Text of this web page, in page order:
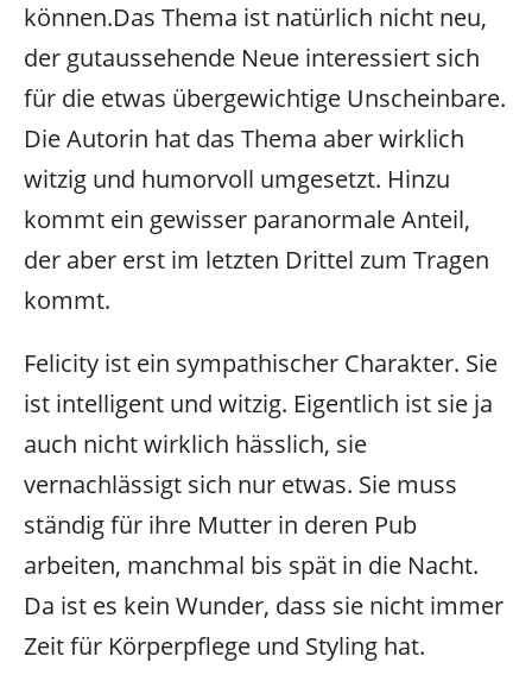
können.Das Thema ist natürlich nicht neu,
der gutaussehende Neue interessiert sich
für die etwas übergewichtige Unscheinbare.
Die Autorin hat das Thema aber wirklich
witzig und humorvoll umgesetzt. Hinzu
kommt ein gewisser paranormale Anteil,
der aber erst im letzten Drittel zum Tragen
kommt.
Felicity ist ein sympathischer Charakter. Sie
ist intelligent und witzig. Eigentlich ist sie ja
auch nicht wirklich hässlich, sie
vernachlässigt sich nur etwas. Sie muss
ständig für ihre Mutter in deren Pub
arbeiten, manchmal bis spät in die Nacht.
Da ist es kein Wunder, dass sie nicht immer
Zeit für Körperpflege und Styling hat.